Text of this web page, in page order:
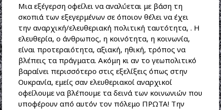
Μια εξέγερση οφείλει να αναλύεται με βάση τη
σκοπιά των εξεγερμένων σε όποιον θέλει να έχει
την αναρχική/ελευθεριακή πολιτική ταυτότητα, . Η
ελευθερία, ο άνθρωπος, η κοινότητα, η κοινωνία,
είναι προτεραιότητα, αξιακή, ηθική, τρόπος να
βλέπεις τα πράγματα. Ακόμη κι αν το γεωπολιτικό
βαραίνει περισσότερο στις εξελίξεις όπως στην
Ουκρανία, εμείς σαν ελευθεριακοί αναρχικοί
οφείλουμε να βλέπουμε τα δεινά των κοινωνιών που
υποφέρουν από αυτόν τον πόλεμο ΠΡΩΤΑ! Την